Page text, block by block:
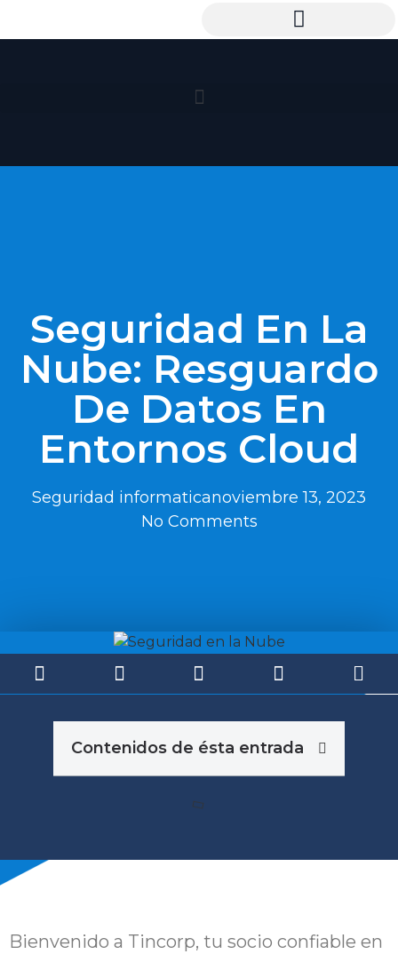
Seguridad En La
Nube: Resguardo
De Datos En
Entornos Cloud
Seguridad informaticanoviembre 13, 2023
No Comments
Contenidos de ésta entrada
Bienvenido a Tincorp, tu socio confiable en